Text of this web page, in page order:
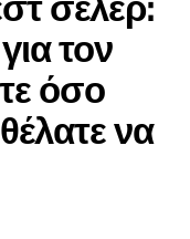
σέλερ:
τον
όσο
να